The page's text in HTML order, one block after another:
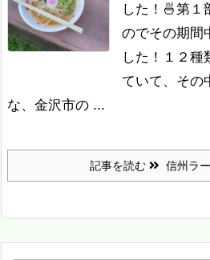
した！🍜第１
のでその期間
した！１２種
ていて、その
な、金沢市の ...
記事を読む 信州ラ